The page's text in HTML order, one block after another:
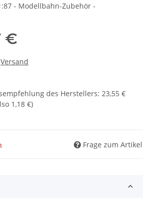
- Modellbahn-Zubehör -
€
Versand
des Herstellers: 23,55 €
1,18 €)
Frage zum Artikel